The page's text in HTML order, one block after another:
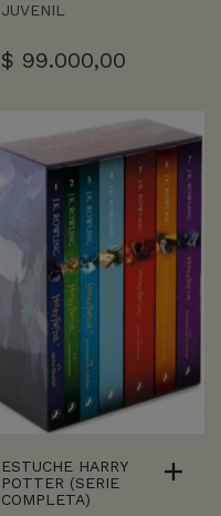
JUVENIL
$ 99.000,00
ESTUCHE HARRY
POTTER (SERIE
COMPLETA)